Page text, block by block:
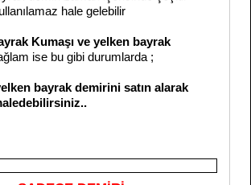
hale gelebilir
Kumaşı ve yelken bayrak
ise bu gibi durumlarda ;
bayrak demirini satın alarak